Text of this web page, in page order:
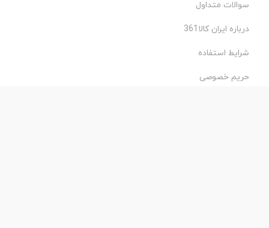
سوالات متداول
درباره ایران کالا361
شرایط استفاده
حریم خصوصی